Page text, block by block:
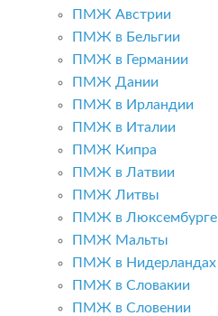
ПМЖ Австрии
ПМЖ в Бельгии
ПМЖ в Германии
ПМЖ Дании
ПМЖ в Ирландии
ПМЖ в Италии
ПМЖ Кипра
ПМЖ в Латвии
ПМЖ Литвы
ПМЖ в Люксембурге
ПМЖ Мальты
ПМЖ в Нидерландах
ПМЖ в Словакии
ПМЖ в Словении